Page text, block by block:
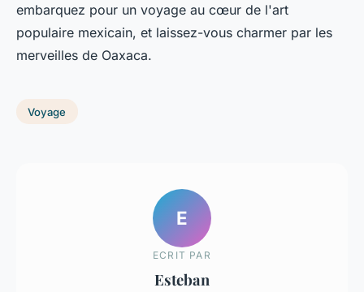
embarquez pour un voyage au cœur de l'art
populaire mexicain, et laissez-vous charmer par les
merveilles de Oaxaca.
Voyage
E
ECRIT PAR
Esteban